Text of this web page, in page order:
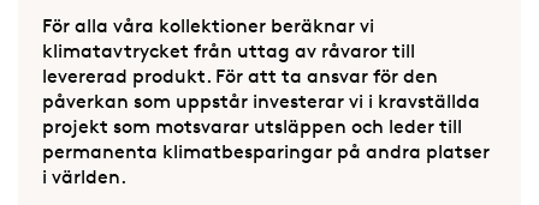
För alla våra kollektioner beräknar vi
klimatavtrycket från uttag av råvaror till
levererad produkt. För att ta ansvar för den
påverkan som uppstår investerar vi i kravställda
projekt som motsvarar utsläppen och leder till
permanenta klimatbesparingar på andra platser
i världen.